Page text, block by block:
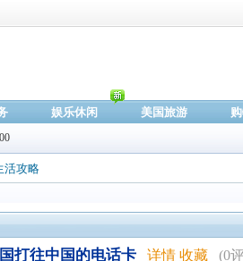
娱乐休闲 美国旅游
活攻略
打往中国的电话卡 详情 收藏
(0